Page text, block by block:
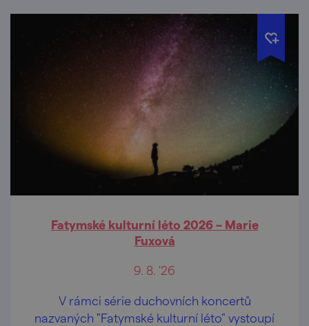
Fatymské kulturní léto 2026 – Marie
Fuxová
9. 8. '26
V rámci série duchovních koncertů
nazvaných "Fatymské kulturní léto" vystoupí